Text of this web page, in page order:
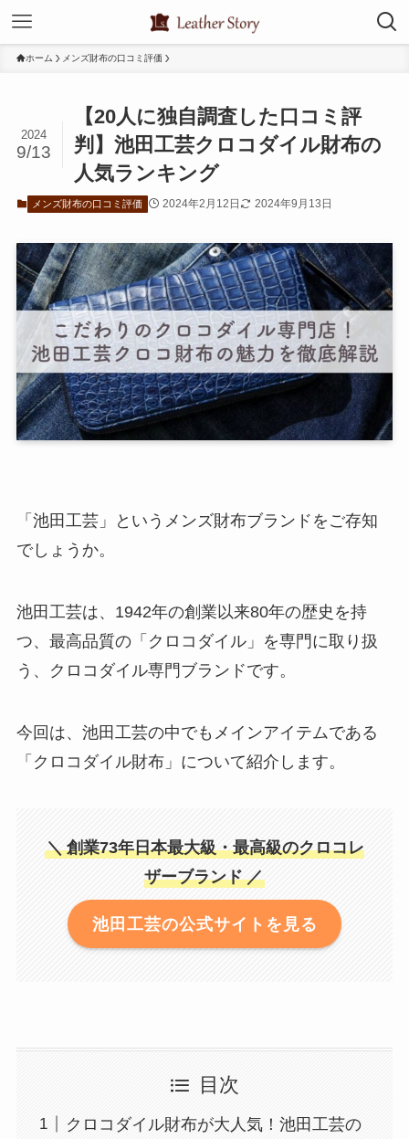
ホーム メンズ財布の口コミ評価
【20人に独自調査した口コミ評
判】池田工芸クロコダイル財布の
人気ランキング
2024
9/13
メンズ財布の口コミ評価 2024年2月12日 2024年9月13日
「池田工芸」というメンズ財布ブランドをご存知
でしょうか。
池田工芸は、1942年の創業以来80年の歴史を持
つ、最高品質の「クロコダイル」を専門に取り扱
う、クロコダイル専門ブランドです。
今回は、池田工芸の中でもメインアイテムである
「クロコダイル財布」について紹介します。
＼ 創業73年日本最大級・最高級のクロコレ
ザーブランド ／
池田工芸の公式サイトを見る
目次
クロコダイル財布が大人気！池田工芸の